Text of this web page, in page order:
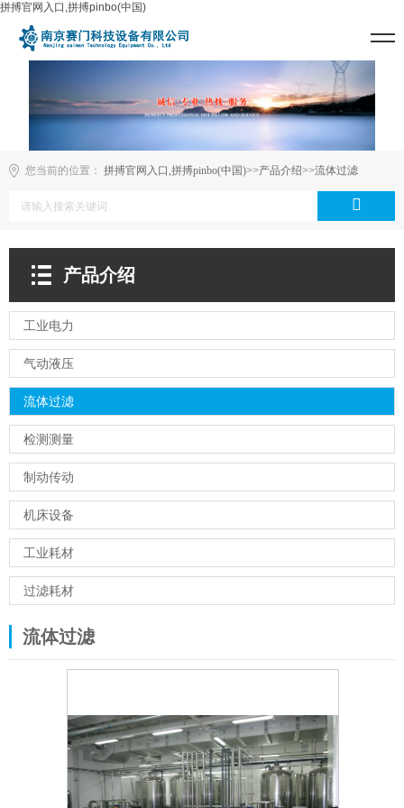
拼搏官网入口,拼搏pinbo(中国)
您当前的位置： 拼搏官网入口,拼搏pinbo(中国)>>产品介绍>>流体过滤
产品介绍
工业电力
气动液压
流体过滤
检测测量
制动传动
机床设备
工业耗材
过滤耗材
流体过滤